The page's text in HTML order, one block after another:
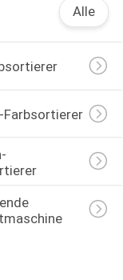
Alle
Farbsortierer